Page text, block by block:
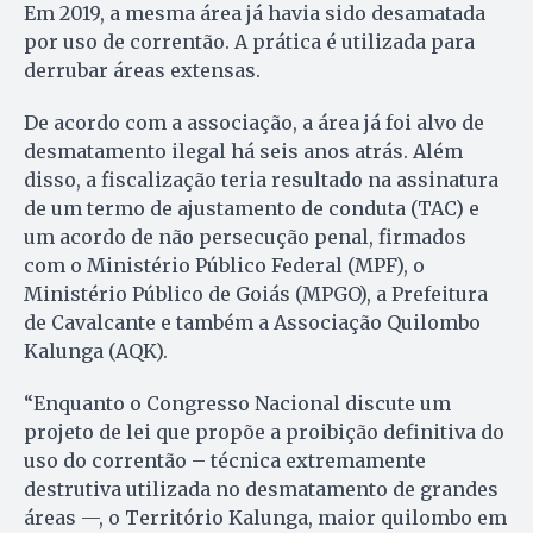
Em 2019, a mesma área já havia sido desamatada
por uso de correntão. A prática é utilizada para
derrubar áreas extensas.
De acordo com a associação, a área já foi alvo de
desmatamento ilegal há seis anos atrás. Além
disso, a fiscalização teria resultado na assinatura
de um termo de ajustamento de conduta (TAC) e
um acordo de não persecução penal, firmados
com o Ministério Público Federal (MPF), o
Ministério Público de Goiás (MPGO), a Prefeitura
de Cavalcante e também a Associação Quilombo
Kalunga (AQK).
“Enquanto o Congresso Nacional discute um
projeto de lei que propõe a proibição definitiva do
uso do correntão – técnica extremamente
destrutiva utilizada no desmatamento de grandes
áreas —, o Território Kalunga, maior quilombo em